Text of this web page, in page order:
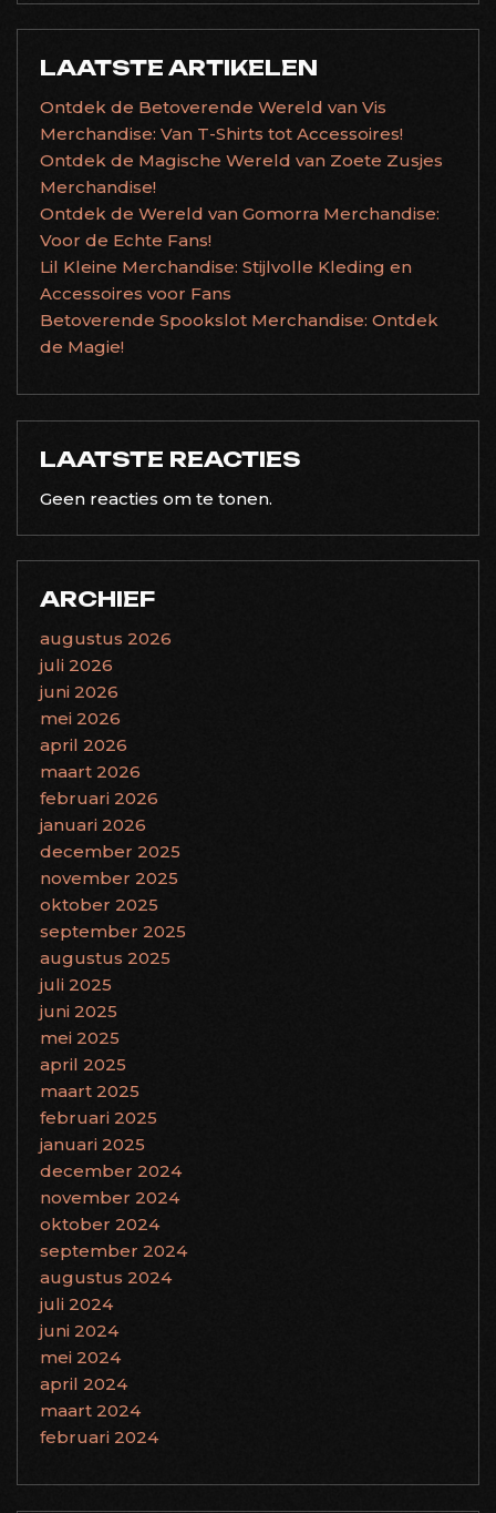
LAATSTE ARTIKELEN
Ontdek de Betoverende Wereld van Vis
Merchandise: Van T-Shirts tot Accessoires!
Ontdek de Magische Wereld van Zoete Zusjes
Merchandise!
Ontdek de Wereld van Gomorra Merchandise:
Voor de Echte Fans!
Lil Kleine Merchandise: Stijlvolle Kleding en
Accessoires voor Fans
Betoverende Spookslot Merchandise: Ontdek
de Magie!
LAATSTE REACTIES
Geen reacties om te tonen.
ARCHIEF
augustus 2026
juli 2026
juni 2026
mei 2026
april 2026
maart 2026
februari 2026
januari 2026
december 2025
november 2025
oktober 2025
september 2025
augustus 2025
juli 2025
juni 2025
mei 2025
april 2025
maart 2025
februari 2025
januari 2025
december 2024
november 2024
oktober 2024
september 2024
augustus 2024
juli 2024
juni 2024
mei 2024
april 2024
maart 2024
februari 2024